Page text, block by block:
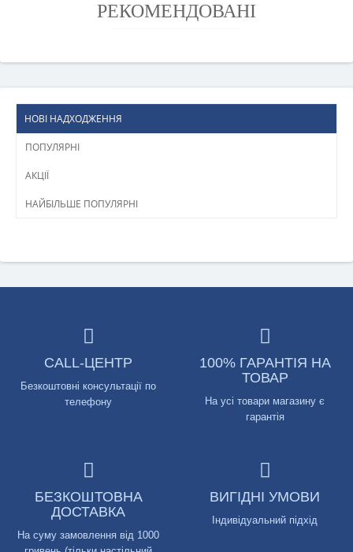
РЕКОМЕНДОВАНІ
НОВІ НАДХОДЖЕННЯ
ПОПУЛЯРНІ
АКЦІЇ
НАЙБІЛЬШЕ ПОПУЛЯРНІ
CALL-ЦЕНТР
Безкоштовні консультації по
телефону
100% ГАРАНТІЯ НА
ТОВАР
На усі товари магазину є
гарантія
БЕЗКОШТОВНА
ДОСТАВКА
На суму замовлення від 1000
ВИГІДНІ УМОВИ
Індивідуальний підхід